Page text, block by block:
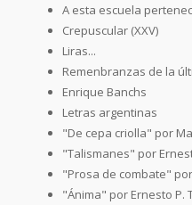
A esta escuela
Crepuscular (XXV)
Liras...
Remenbranzas de la
Enrique Banchs
Letras argentinas
"De cepa criolla" por
"Talismanes" por
"Prosa de combate"
"Ánima" por Ernesto P.